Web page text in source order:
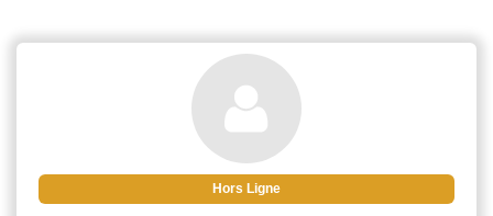
Google Play Store !
Hors Ligne